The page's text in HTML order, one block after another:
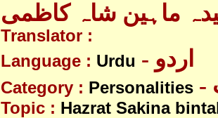
ماہین شاہ کاظمی
Translator :
Language : Urdu - اردو
Category : Personalities
Topic : Hazrat Sakina